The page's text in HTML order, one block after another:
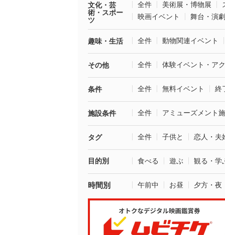
文化・芸
術・スポー
ツ
全件 美術展・博物展
映画イベント
舞台・演劇
趣味・生活 全件 動物関連イベント
その他 全件 体験イベント・ア
条件 全件 無料イベント 終
施設条件 全件 アミューズメント
タグ 全件 子供と 恋人・夫
目的別 食べる 遊ぶ 観る・学
時間別 午前中 お昼 夕方・夜